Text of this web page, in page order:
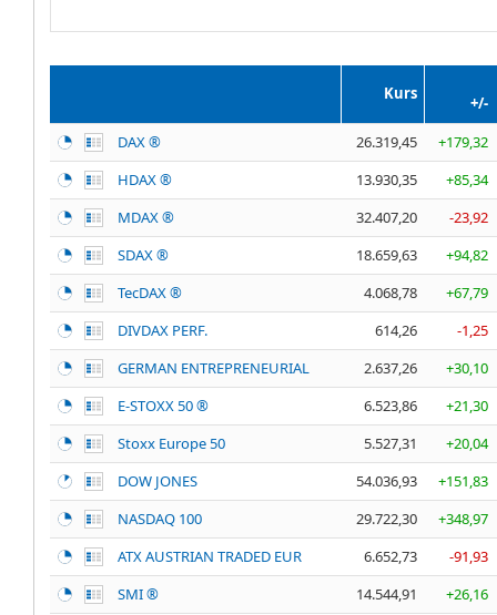
Kurs
+/-
DAX ®
26.319,45
+179,32
HDAX ®
13.930,35
+85,34
MDAX ®
32.407,20
-23,92
SDAX ®
18.659,63
+94,82
TecDAX ®
4.068,78
+67,79
DIVDAX PERF.
614,26
-1,25
GERMAN ENTREPRENEURIAL
2.637,26
+30,10
E-STOXX 50 ®
6.523,86
+21,30
Stoxx Europe 50
5.527,31
+20,04
DOW JONES
54.036,93
+151,83
NASDAQ 100
29.722,30
+348,97
ATX AUSTRIAN TRADED EUR
6.652,73
-91,93
SMI ®
14.544,91
+26,16